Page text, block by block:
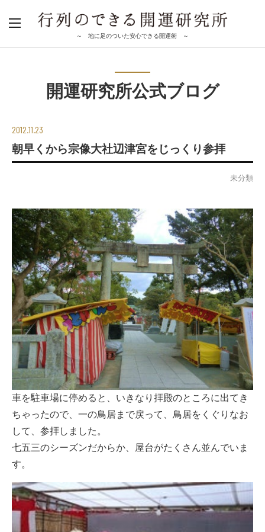
～ 地に足のついた安心できる開運術 ～
開運研究所公式ブログ
2012.11.23
朝早くから宗像大社辺津宮をじっくり参拝
未分類
車を駐車場に停めると、いきなり拝殿のところに出てき
ちゃったので、一の鳥居まで戻って、鳥居をくぐりなお
して、参拝しました。
七五三のシーズンだからか、屋台がたくさん並んでいま
す。